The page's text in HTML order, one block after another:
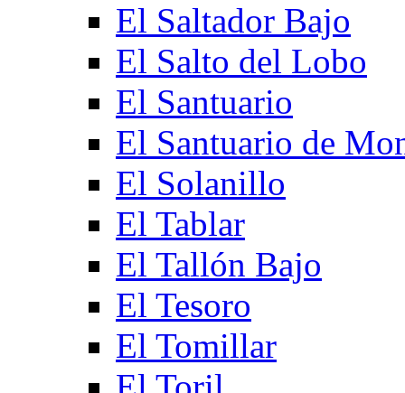
El Saltador Bajo
El Salto del Lobo
El Santuario
El Santuario de
El Solanillo
El Tablar
El Tallón Bajo
El Tesoro
El Tomillar